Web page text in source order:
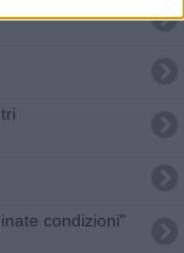
condizioni"